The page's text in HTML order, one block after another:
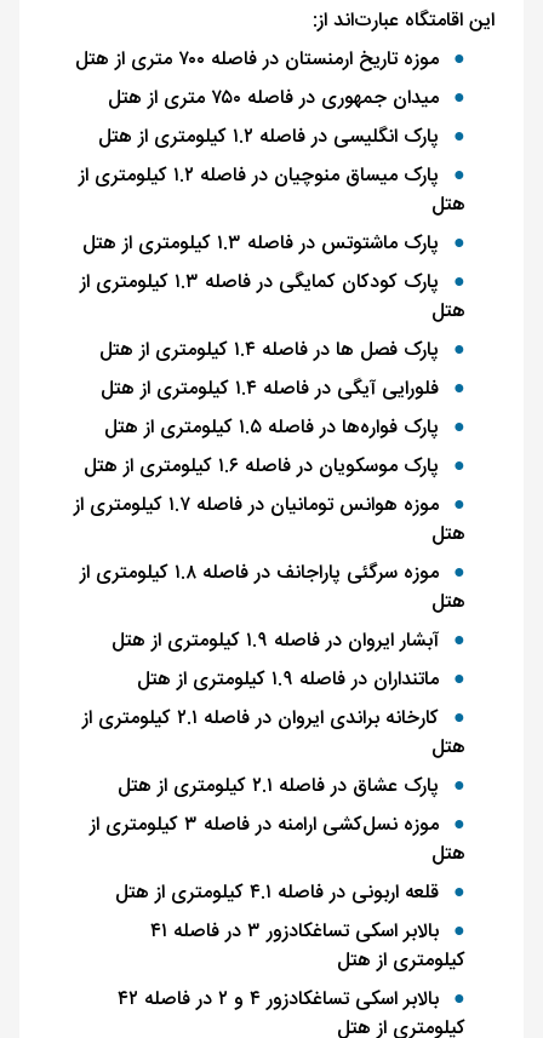
این اقامتگاه عبارت‌اند از:
موزه تاریخ ارمنستان در فاصله ۷۰۰ متری از هتل
میدان جمهوری در فاصله ۷۵۰ متری از هتل
پارک انگلیسی در فاصله ۱.۲ کیلومتری از هتل
پارک میساق منوچیان در فاصله ۱.۲ کیلومتری از
هتل
پارک ماشتوتس در فاصله ۱.۳ کیلومتری از هتل
پارک کودکان کمایگی در فاصله ۱.۳ کیلومتری از
هتل
پارک فصل ها در فاصله ۱.۴ کیلومتری از هتل
فلورایی آیگی در فاصله ۱.۴ کیلومتری از هتل
پارک فواره‌ها در فاصله ۱.۵ کیلومتری از هتل
پارک موسکویان در فاصله ۱.۶ کیلومتری از هتل
موزه هوانس تومانیان در فاصله ۱.۷ کیلومتری از
هتل
موزه سرگئی پاراجانف در فاصله ۱.۸ کیلومتری از
هتل
آبشار ایروان در فاصله ۱.۹ کیلومتری از هتل
ماتنداران در فاصله ۱.۹ کیلومتری از هتل
کارخانه براندی ایروان در فاصله ۲.۱ کیلومتری از
هتل
پارک عشاق در فاصله ۲.۱ کیلومتری از هتل
موزه نسل‌کشی ارامنه در فاصله ۳ کیلومتری از
هتل
قلعه اربونی در فاصله ۴.۱ کیلومتری از هتل
بالابر اسکی تساغکادزور ۳ در فاصله ۴۱
کیلومتری از هتل
بالابر اسکی تساغکادزور ۴ و ۲ در فاصله ۴۲
کیلومتری از هتل